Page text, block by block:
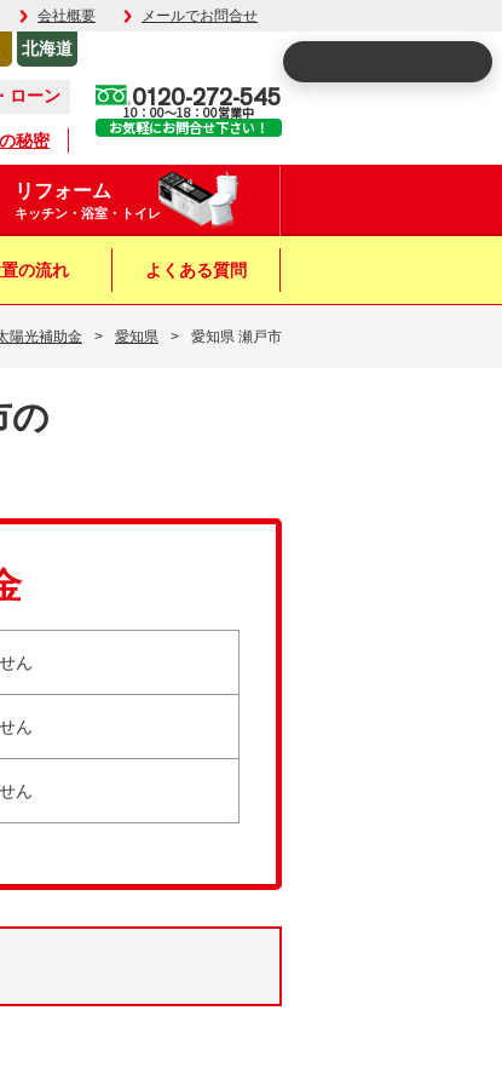
会社概要 メールでお問合せ
ローン
秘密
北海道
0120-272-545
10：00～18：00営業中
お気軽にお問合せ下さい！
リフォーム
キッチン・浴室・トイレ
の流れ よくある質問
陽光補助金 > 愛知県 > 愛知県 瀬戸市
の
ん
ん
ん